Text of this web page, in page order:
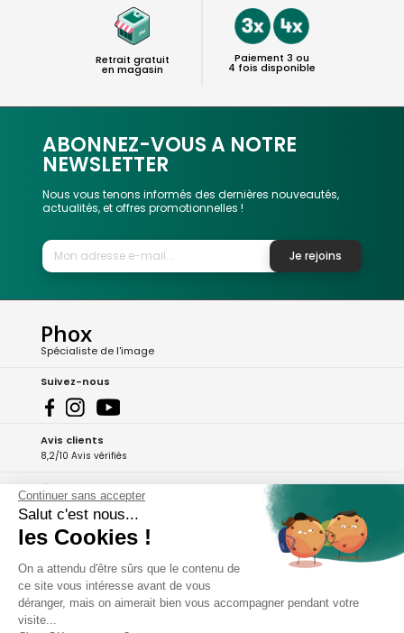
Retrait gratuit
en magasin
Paiement 3 ou
4 fois disponible
ABONNEZ-VOUS A NOTRE
NEWSLETTER
Nous vous tenons informés des dernières nouveautés,
actualités, et offres promotionnelles !
Je rejoins
Phox
Spécialiste de l'image
Suivez-nous
Avis clients
8,2/10 Avis vérifiés
L'Appli Phox
Services et garanties
Continuer sans accepter
Salut c'est nous...
les Cookies !
On a attendu d'être sûrs que le contenu de
ce site vous intéresse avant de vous
déranger, mais on aimerait bien vous accompagner pendant votre
visite...